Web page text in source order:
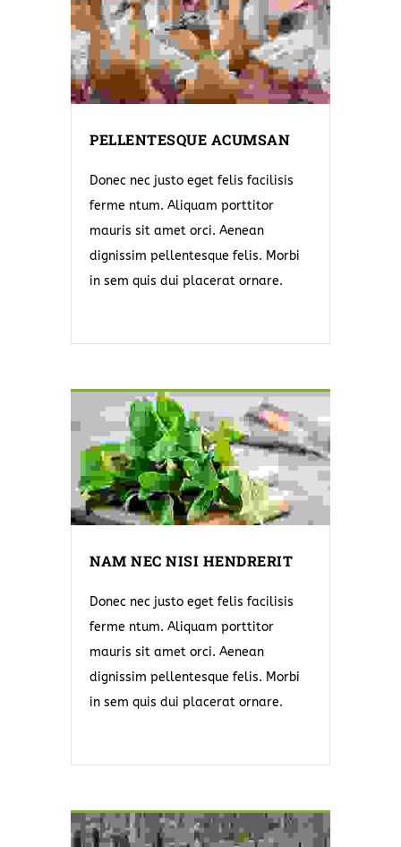
PELLENTESQUE ACUMSAN
Donec nec justo eget felis facilisis
ferme ntum. Aliquam porttitor
mauris sit amet orci. Aenean
dignissim pellentesque felis. Morbi
in sem quis dui placerat ornare.
NAM NEC NISI HENDRERIT
Donec nec justo eget felis facilisis
ferme ntum. Aliquam porttitor
mauris sit amet orci. Aenean
dignissim pellentesque felis. Morbi
in sem quis dui placerat ornare.